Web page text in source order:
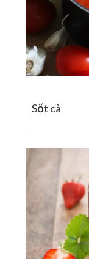
Sốt cà